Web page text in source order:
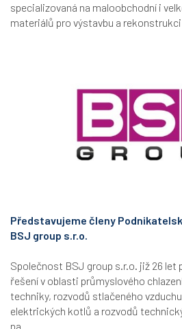
specializovaná na maloobchodní i
materiálů pro výstavbu a
Představujeme členy
BSJ group s.r.o.
Společnost BSJ group s.r.o. již 26 let
řešení v oblasti průmyslového
techniky, rozvodů stlačeného
elektrických kotlů a rozvodů
na...